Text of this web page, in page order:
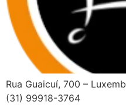
Rua Guaicuí, 700 –
(31) 99918-3764